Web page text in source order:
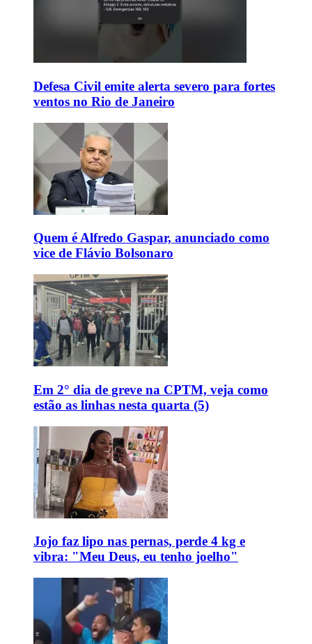
Defesa Civil emite alerta severo para fortes
ventos no Rio de Janeiro
Quem é Alfredo Gaspar, anunciado como
vice de Flávio Bolsonaro
Em 2° dia de greve na CPTM, veja como
estão as linhas nesta quarta (5)
Jojo faz lipo nas pernas, perde 4 kg e
vibra: "Meu Deus, eu tenho joelho"